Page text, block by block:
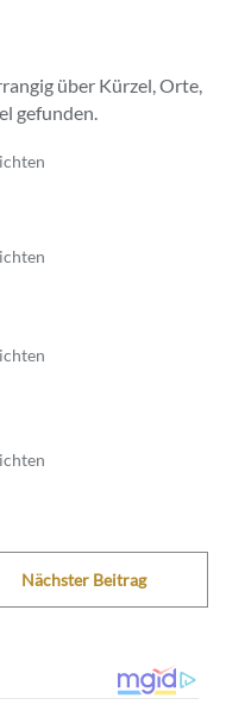
über Kürzel, Orte,
gefunden.
Nächster Beitrag